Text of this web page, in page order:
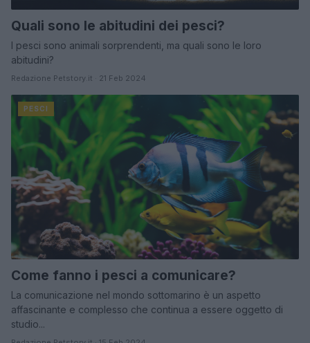
Quali sono le abitudini dei pesci?
I pesci sono animali sorprendenti, ma quali sono le loro
abitudini?
Redazione Petstory.it · 21 Feb 2024
PESCI
Come fanno i pesci a comunicare?
La comunicazione nel mondo sottomarino è un aspetto
affascinante e complesso che continua a essere oggetto di
studio...